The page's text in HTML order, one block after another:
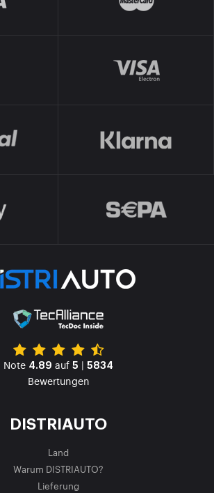
Note 4.89 auf 5 | 5834
Bewertungen
DISTRIAUTO
Land
Warum DISTRIAUTO?
Lieferung